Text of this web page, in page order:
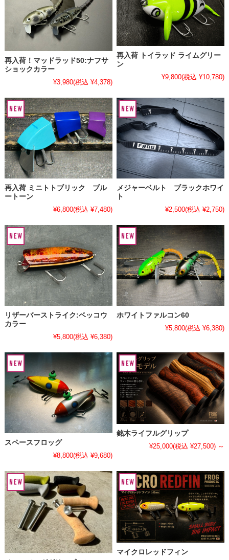
再入荷！マッドラッド50:ナフサ
ショックカラー
¥3,980(税込 ¥4,378)
再入荷 トイラッド ライムグリー
ン
¥9,800(税込 ¥10,780)
再入荷 ミニトトブリック ブル
ートーン
¥6,800(税込 ¥7,480)
メジャーベルト ブラックホワイ
ト
¥2,500(税込 ¥2,750)
リザーバーストライク:ベッコウ
カラー
¥5,800(税込 ¥6,380)
ホワイトファルコン60
¥5,800(税込 ¥6,380)
スペースフロッグ
¥8,800(税込 ¥9,680)
銘木ライフルグリップ
¥25,000(税込 ¥27,500) ～
マイクロレッドフィン